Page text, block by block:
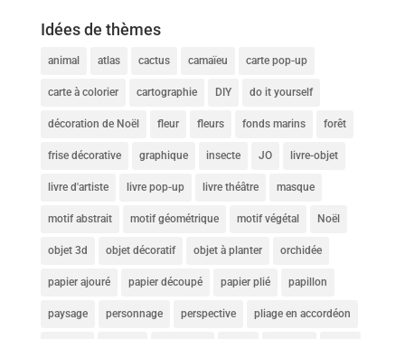
Idées de thèmes
animal atlas cactus camaïeu carte pop-up
carte à colorier cartographie DIY do it yourself
décoration de Noël fleur fleurs fonds marins forêt
frise décorative graphique insecte JO livre-objet
livre d'artiste livre pop-up livre théâtre masque
motif abstrait motif géométrique motif végétal Noël
objet 3d objet décoratif objet à planter orchidée
papier ajouré papier découpé papier plié papillon
paysage personnage perspective pliage en accordéon